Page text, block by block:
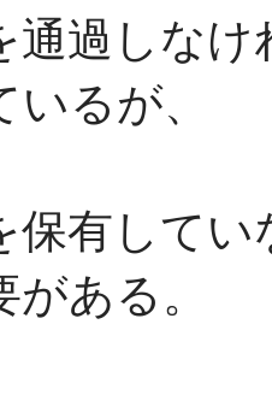
通過しな
るが、
保有して
ある。